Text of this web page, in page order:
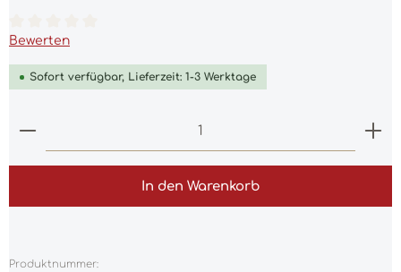
Durchschnittliche Bewertung von 0 von 5 Sternen
Bewerten
Sofort verfügbar, Lieferzeit: 1-3 Werktage
Produkt Anzahl: Gib den gewünschten Wert
In den Warenkorb
Produktnummer: